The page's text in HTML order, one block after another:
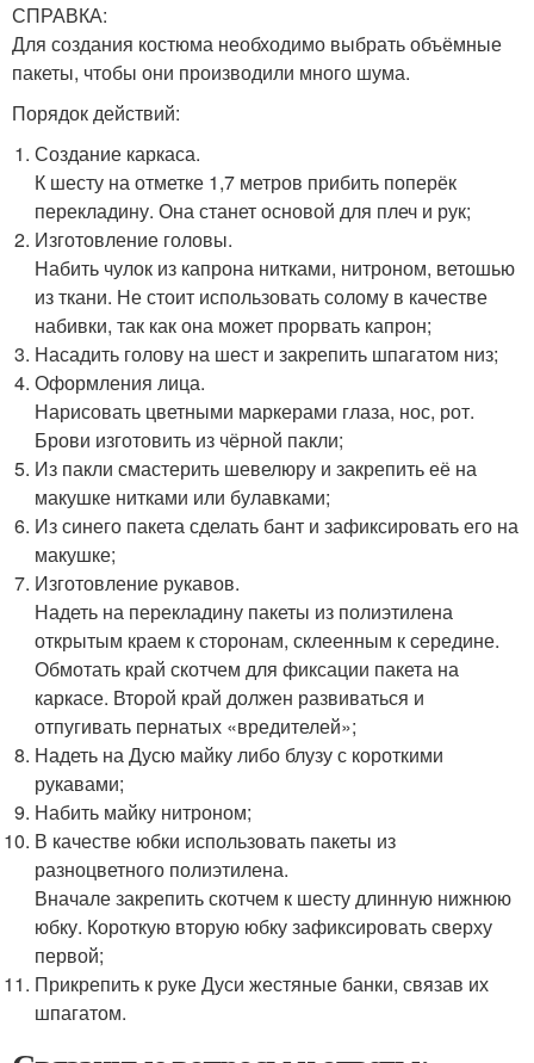
СПРАВКА:
Для создания костюма необходимо выбрать объёмные
пакеты, чтобы они производили много шума.
Порядок действий:
Создание каркаса.
К шесту на отметке 1,7 метров прибить поперёк
перекладину. Она станет основой для плеч и рук;
Изготовление головы.
Набить чулок из капрона нитками, нитроном, ветошью
из ткани. Не стоит использовать солому в качестве
набивки, так как она может прорвать капрон;
Насадить голову на шест и закрепить шпагатом низ;
Оформления лица.
Нарисовать цветными маркерами глаза, нос, рот.
Брови изготовить из чёрной пакли;
Из пакли смастерить шевелюру и закрепить её на
макушке нитками или булавками;
Из синего пакета сделать бант и зафиксировать его на
макушке;
Изготовление рукавов.
Надеть на перекладину пакеты из полиэтилена
открытым краем к сторонам, склеенным к середине.
Обмотать край скотчем для фиксации пакета на
каркасе. Второй край должен развиваться и
отпугивать пернатых «вредителей»;
Надеть на Дусю майку либо блузу с короткими
рукавами;
Набить майку нитроном;
В качестве юбки использовать пакеты из
разноцветного полиэтилена.
Вначале закрепить скотчем к шесту длинную нижнюю
юбку. Короткую вторую юбку зафиксировать сверху
первой;
Прикрепить к руке Дуси жестяные банки, связав их
шпагатом.